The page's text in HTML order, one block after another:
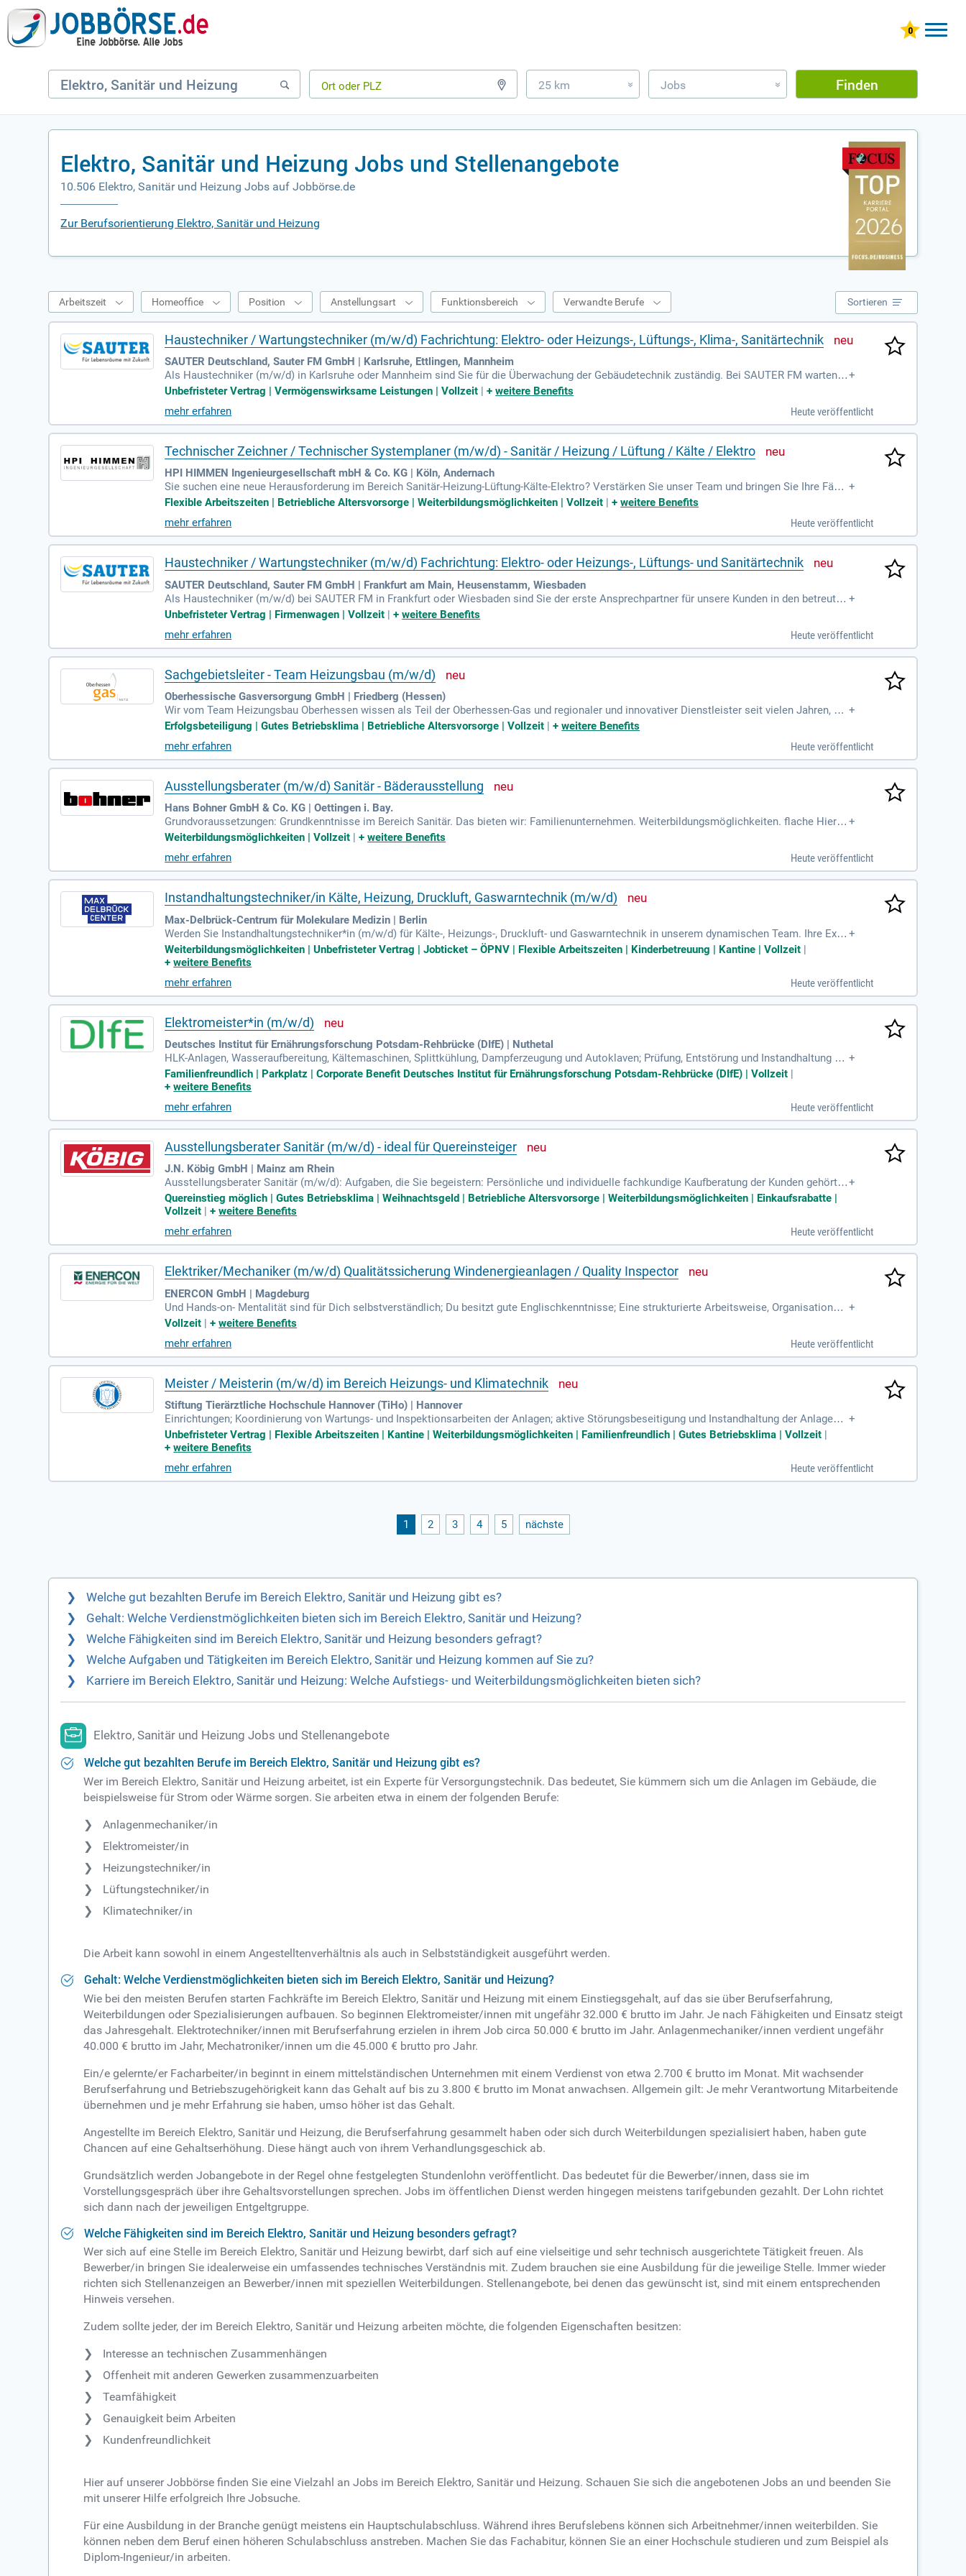
25 km » Jobs » Finden
Elektro, Sanitär und Heizung Jobs und Stellenangebote
10.506 Elektro, Sanitär und Heizung Jobs auf Jobbörse.de
Zur Berufsorientierung Elektro, Sanitär und Heizung
Arbeitszeit Homeoffice Position Anstellungsart Funktionsbereich Verwandte Berufe Sortieren
Haustechniker / Wartungstechniker (m/w/d) Fachrichtung: Elektro- oder Heizungs-, Lüftungs-, Klima-, Sanitärtechnik
SAUTER Deutschland, Sauter FM GmbH | Karlsruhe, Ettlingen, Mannheim
Als Haustechniker (m/w/d) in Karlsruhe oder Mannheim sind Sie für die Überwachung der Gebäudetechnik zuständig. Bei SAUTER FM warten u
nd instand halten Sie die Anlagen in Elektro-, Heizungs-, Lüftungs-, Klima- und Sanitärtechnik. Ihre Kunden und Mieter zählen auf Ihre Hilfsbereit
schaft und Expertise. Sie führen regelmäßige Inspektionen und Funktionskontrollen durch, um eine reibungslose Technik zu gewährleisten. Stö
rungen beheben Sie professionell und schnell, um den Betrieb sicherzustellen. Kommen Sie ins Team und gestalten Sie die technische Zukunft
aktiv mit – unbefristet und ab sofort!
+
Unbefristeter Vertrag | Vermögenswirksame Leistungen | Vollzeit |+weitere Benefits
mehr erfahren
Heute veröffentlicht
Technischer Zeichner / Technischer Systemplaner (m/w/d) - Sanitär / Heizung / Lüftung / Kälte / Elektro
HPI HIMMEN Ingenieurgesellschaft mbH & Co. KG | Köln, Andernach
Sie suchen eine neue Herausforderung im Bereich Sanitär-Heizung-Lüftung-Kälte-Elektro? Verstärken Sie unser Team und bringen Sie Ihre Fähig
keiten als Technischer Zeichner oder Technischer Systemplaner ein. Sie arbeiten in den Leistungsphasen 1 bis 5 gemäß HOAI und entwickeln t
Umgang mit CAD-Programmen. Gute Rechtschreibung, Genauigkeit und räumliches Vorstellungsvermögen sind essentiell. Freuen Sie sich auf
eine abwechslungsreiche Tätigkeit, in der Ihre individuellen Stärken geschätzt werden.
+
Flexible Arbeitszeiten | Betriebliche Altersvorsorge | Weiterbildungsmöglichkeiten | Vollzeit |+weitere Benefits
mehr erfahren
Heute veröffentlicht
Haustechniker / Wartungstechniker (m/w/d) Fachrichtung: Elektro- oder Heizungs-, Lüftungs- und Sanitärtechnik
SAUTER Deutschland, Sauter FM GmbH | Frankfurt am Main, Heusenstamm, Wiesbaden
Als Haustechniker (m/w/d) bei SAUTER FM in Frankfurt oder Wiesbaden sind Sie der erste Ansprechpartner für unsere Kunden in den betreuten
Objekten. Ihre Hauptaufgabe besteht in der Überwachung und dem Betrieb der Gebäudetechnik. Sie führen zuverlässige Wartungen und Instand
haltungen der gebäudetechnischen Anlagen durch. Regelmäßige Inspektionen und Funktionskontrollen sind ebenfalls Teil Ihrer Verantwortung.
Bei Störungen diagnostizieren Sie schnell und effizient Lösungen. Als hilfsbereiter Teamplayer begleiten Sie auch die Einsätze von Nachuntern
ehmern und garantieren einen reibungslosen Ablauf in der Gebäudeverwaltung.
+
Unbefristeter Vertrag | Firmenwagen | Vollzeit |+weitere Benefits
mehr erfahren
Heute veröffentlicht
Sachgebietsleiter - Team Heizungsbau (m/w/d)
Oberhessische Gasversorgung GmbH | Friedberg (Hessen)
Wir vom Team Heizungsbau Oberhessen wissen als Teil der Oberhessen-Gas und regionaler und innovativer Dienstleister seit vielen Jahren, wo
rauf es bei einer zukunftssicheren Heizungsanlage oder Wärmelösung ankommt.
+
Erfolgsbeteiligung | Gutes Betriebsklima | Betriebliche Altersvorsorge | Vollzeit |+weitere Benefits
mehr erfahren
Heute veröffentlicht
Ausstellungsberater (m/w/d) Sanitär - Bäderausstellung
Hans Bohner GmbH & Co. KG | Oettingen i. Bay.
Grundvoraussetzungen: Grundkenntnisse im Bereich Sanitär. Das bieten wir: Familienunternehmen. Weiterbildungsmöglichkeiten. flache Hierar
chien mit DU-Kultur. Betriebsfeier, Veranstaltungen. Mitarbeiterrabatte.
+
Weiterbildungsmöglichkeiten | Vollzeit |+weitere Benefits
mehr erfahren
Heute veröffentlicht
Instandhaltungstechniker/in Kälte, Heizung, Druckluft, Gaswarntechnik (m/w/d)
Max-Delbrück-Centrum für Molekulare Medizin | Berlin
Werden Sie Instandhaltungstechniker*in (m/w/d) für Kälte-, Heizungs-, Druckluft- und Gaswarntechnik in unserem dynamischen Team. Ihre Expe
rtise gewährleistet den zuverlässigen Betrieb unserer gebäudetechnischen Anlagen. In dieser spannenden Rolle übernehmen Sie Projekte in der
Technischen Gebäudeausstattung und gewährleisten Sicherheit und Effizienz. Zu Ihren Aufgaben gehören die Wartung und Instandsetzung der A
en Systemen. Zeigen Sie Ihre Lernbereitschaft und unterstützen Sie uns im Rufbereitschaftsdienst zur Gewährleistung eines reibungslosen Abl
aufs.
+
Weiterbildungsmöglichkeiten | Unbefristeter Vertrag | Jobticket – ÖPNV | Flexible Arbeitszeiten | Kinderbetreuung | Kantine | Vollzeit |
+weitere Benefits
mehr erfahren
Heute veröffentlicht
Elektromeister*in (m/w/d)
Deutsches Institut für Ernährungsforschung Potsdam-Rehbrücke (DIfE) | Nuthetal
HLK-Anlagen, Wasseraufbereitung, Kältemaschinen, Splittkühlung, Dampferzeugung und Autoklaven; Prüfung, Entstörung und Instandhaltung de
r technischen Anlagen sowie eigenständige Durchführung von Reparaturen; Unterstützung bei der Planung von Neubauten
+
Familienfreundlich | Parkplatz | Corporate Benefit Deutsches Institut für Ernährungsforschung Potsdam-Rehbrücke (DIfE) | Vollzeit |
+weitere Benefits
mehr erfahren
Heute veröffentlicht
Ausstellungsberater Sanitär (m/w/d) - ideal für Quereinsteiger
J.N. Köbig GmbH | Mainz am Rhein
Ausstellungsberater Sanitär (m/w/d): Aufgaben, die Sie begeistern: Persönliche und individuelle fachkundige Kaufberatung der Kunden gehört z
u Ihrem Aufgabengebiet wie konstruktives Verhandeln mit Lieferanten.
+
Quereinstieg möglich | Gutes Betriebsklima | Weihnachtsgeld | Betriebliche Altersvorsorge | Weiterbildungsmöglichkeiten | Einkaufsrabatte |
Vollzeit |+weitere Benefits
mehr erfahren
Heute veröffentlicht
Elektriker/Mechaniker (m/w/d) Qualitätssicherung Windenergieanlagen / Quality Inspector
ENERCON GmbH | Magdeburg
Und Hands-on- Mentalität sind für Dich selbstverständlich; Du besitzt gute Englischkenntnisse; Eine strukturierte Arbeitsweise, Organisationsta
lent und Durchsetzungsstärke zeichnen Dich aus; Die Tätigkeit umfasst Einsätze vor Ort an den Türmen unserer Windenergieanlagen
+
Vollzeit |+weitere Benefits
mehr erfahren
Heute veröffentlicht
Meister / Meisterin (m/w/d) im Bereich Heizungs- und Klimatechnik
Stiftung Tierärztliche Hochschule Hannover (TiHo) | Hannover
Einrichtungen; Koordinierung von Wartungs- und Inspektionsarbeiten der Anlagen; aktive Störungsbeseitigung und Instandhaltung der Anlagen;
Betriebsführung der Anlagen nach Nutzeranforderung; Ausschreibungsverfahren für und Abnahmen an technischen Anlagen
+
Unbefristeter Vertrag | Flexible Arbeitszeiten | Kantine | Weiterbildungsmöglichkeiten | Familienfreundlich | Gutes Betriebsklima | Vollzeit |
+weitere Benefits
mehr erfahren
Heute veröffentlicht
1 2 3 4 5 nächste
Welche gut bezahlten Berufe im Bereich Elektro, Sanitär und Heizung gibt es?
Gehalt: Welche Verdienstmöglichkeiten bieten sich im Bereich Elektro, Sanitär und Heizung?
Welche Fähigkeiten sind im Bereich Elektro, Sanitär und Heizung besonders gefragt?
Welche Aufgaben und Tätigkeiten im Bereich Elektro, Sanitär und Heizung kommen auf Sie zu?
Karriere im Bereich Elektro, Sanitär und Heizung: Welche Aufstiegs- und Weiterbildungsmöglichkeiten bieten sich?
Elektro, Sanitär und Heizung Jobs und Stellenangebote
Welche gut bezahlten Berufe im Bereich Elektro, Sanitär und Heizung gibt es?
Wer im Bereich Elektro, Sanitär und Heizung arbeitet, ist ein Experte für Versorgungstechnik. Das bedeutet, Sie kümmern sich um die Anlagen im Gebäude, die
beispielsweise für Strom oder Wärme sorgen. Sie arbeiten etwa in einem der folgenden Berufe:
Anlagenmechaniker/in
Elektromeister/in
Heizungstechniker/in
Lüftungstechniker/in
Klimatechniker/in
Die Arbeit kann sowohl in einem Angestelltenverhältnis als auch in Selbstständigkeit ausgeführt werden.
Gehalt: Welche Verdienstmöglichkeiten bieten sich im Bereich Elektro, Sanitär und Heizung?
Wie bei den meisten Berufen starten Fachkräfte im Bereich Elektro, Sanitär und Heizung mit einem Einstiegsgehalt, auf das sie über Berufserfahrung,
Weiterbildungen oder Spezialisierungen aufbauen. So beginnen Elektromeister/innen mit ungefähr 32.000 € brutto im Jahr. Je nach Fähigkeiten und Einsatz steigt
das Jahresgehalt. Elektrotechniker/innen mit Berufserfahrung erzielen in ihrem Job circa 50.000 € brutto im Jahr. Anlagenmechaniker/innen verdient ungefähr
40.000 € brutto im Jahr, Mechatroniker/innen um die 45.000 € brutto pro Jahr.
Ein/e gelernte/er Facharbeiter/in beginnt in einem mittelständischen Unternehmen mit einem Verdienst von etwa 2.700 € brutto im Monat. Mit wachsender
Berufserfahrung und Betriebszugehörigkeit kann das Gehalt auf bis zu 3.800 € brutto im Monat anwachsen. Allgemein gilt: Je mehr Verantwortung Mitarbeitende
übernehmen und je mehr Erfahrung sie haben, umso höher ist das Gehalt.
Angestellte im Bereich Elektro, Sanitär und Heizung, die Berufserfahrung gesammelt haben oder sich durch Weiterbildungen spezialisiert haben, haben gute
Chancen auf eine Gehaltserhöhung. Diese hängt auch von ihrem Verhandlungsgeschick ab.
Grundsätzlich werden Jobangebote in der Regel ohne festgelegten Stundenlohn veröffentlicht. Das bedeutet für die Bewerber/innen, dass sie im
Vorstellungsgespräch über ihre Gehaltsvorstellungen sprechen. Jobs im öffentlichen Dienst werden hingegen meistens tarifgebunden gezahlt. Der Lohn richtet
sich dann nach der jeweiligen Entgeltgruppe.
Welche Fähigkeiten sind im Bereich Elektro, Sanitär und Heizung besonders gefragt?
Wer sich auf eine Stelle im Bereich Elektro, Sanitär und Heizung bewirbt, darf sich auf eine vielseitige und sehr technisch ausgerichtete Tätigkeit freuen. Als
Bewerber/in bringen Sie idealerweise ein umfassendes technisches Verständnis mit. Zudem brauchen sie eine Ausbildung für die jeweilige Stelle. Immer wieder
richten sich Stellenanzeigen an Bewerber/innen mit speziellen Weiterbildungen. Stellenangebote, bei denen das gewünscht ist, sind mit einem entsprechenden
Hinweis versehen.
Zudem sollte jeder, der im Bereich Elektro, Sanitär und Heizung arbeiten möchte, die folgenden Eigenschaften besitzen:
Interesse an technischen Zusammenhängen
Offenheit mit anderen Gewerken zusammenzuarbeiten
Teamfähigkeit
Genauigkeit beim Arbeiten
Kundenfreundlichkeit
Hier auf unserer Jobbörse finden Sie eine Vielzahl an Jobs im Bereich Elektro, Sanitär und Heizung. Schauen Sie sich die angebotenen Jobs an und beenden Sie
mit unserer Hilfe erfolgreich Ihre Jobsuche.
Für eine Ausbildung in der Branche genügt meistens ein Hauptschulabschluss. Während ihres Berufslebens können sich Arbeitnehmer/innen weiterbilden. Sie
können neben dem Beruf einen höheren Schulabschluss anstreben. Machen Sie das Fachabitur, können Sie an einer Hochschule studieren und zum Beispiel als
Diplom-Ingenieur/in arbeiten.